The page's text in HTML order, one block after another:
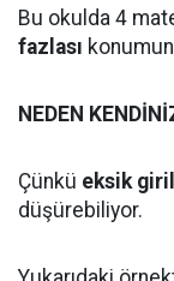
Bu okulda 4
fazlası
NEDEN
Çünkü eksik
düşürebiliyor.